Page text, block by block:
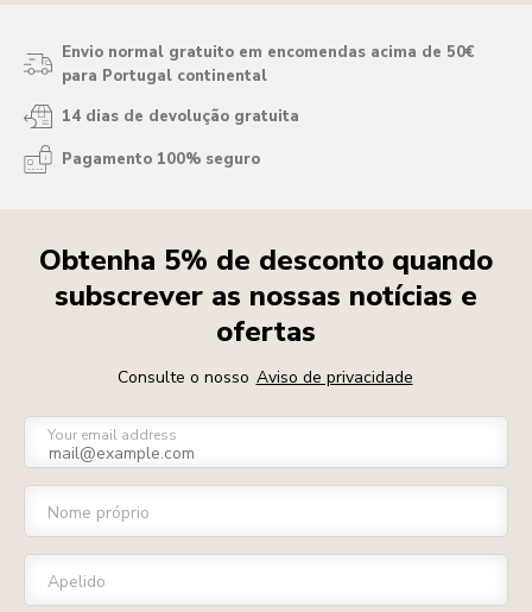
Envio normal gratuito em encomendas acima de 50€
para Portugal continental
14 dias de devolução gratuita
Pagamento 100% seguro
Obtenha 5% de desconto quando
subscrever as nossas notícias e
ofertas
Consulte o nosso Aviso de privacidade
Your email address
Nome próprio
Apelido